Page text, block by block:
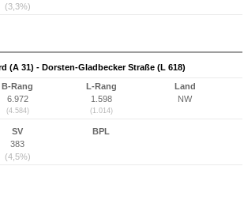
(3,3%)
(A 31) - Dorsten-Gladbecker Straße (L 618)
B-Rang
6.972
(4.584)
L-Rang
1.598
(1.014)
Land
NW
SV
383
(4,5%)
BPL